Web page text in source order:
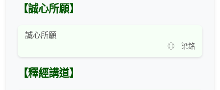
【誠心所願】
誠心所願
◎ 梁銘
【釋經講道】